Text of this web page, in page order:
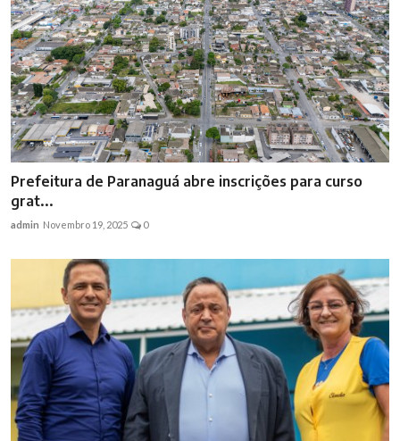
Prefeitura de Paranaguá abre inscrições para curso
grat...
admin Novembro 19, 2025 0